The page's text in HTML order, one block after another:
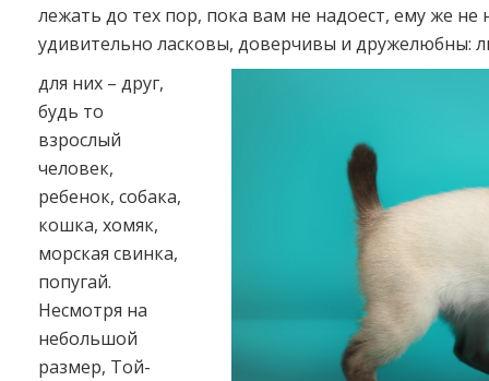
лежать до тех пор, пока вам не надоест, ему же не
удивительно ласковы, доверчивы и дружелюбны:
для них – друг,
будь то
взрослый
человек,
ребенок, собака,
кошка, хомяк,
морская свинка,
попугай.
Несмотря на
небольшой
размер, Той-